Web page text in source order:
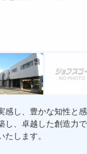
感し、豊かな知性と
し、卓越した創造力
します。